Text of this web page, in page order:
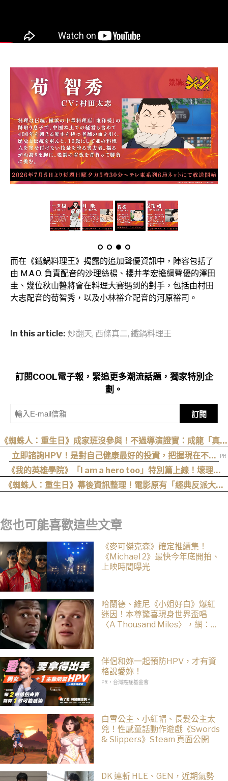
而在《鐵鍋料理王》揭露的追加聲優資訊中，陣容包括了
由 M.A.O. 負責配音的沙理絲楊、櫻井孝宏擔綱聲優的澤田
圭、幾位秋山醬將會在料理大賽遇到的對手，包括由村田
大志配音的荀智秀，以及小林裕介配音的河原裕司。
In this article: 炒翻天, 西條真二, 鐵鍋料理王
訂閱COOL電子報，緊追更多潮流話題，獨家特別企
劃。
訂閱
《蜘蛛人：重生日》成家班沒參與！不過導演證實：成龍「真的
有來片場」
立即諮詢HPV！是對自己健康最好的投資，把握現在不嫌
晚！
《我的英雄學院》「I am a hero too」特別篇上線！壞理版
〈Hero too〉正式公開！
《蜘蛛人：重生日》幕後資訊整理！電影原有「經典反派大混
您也可能喜歡這些文章
《麥可傑克森》確定推續集！
《Michael 2》最快今年底開拍、
上映時間曝光
哈蘭德、維尼《小姐好白》爆紅
迷因！本尊驚喜現身世界盃唱
〈A Thousand Miles〉，網：文
伴侶和妳一起預防HPV，才有資
格說愛妳！
PR・台灣癌症基金會
白雪公主、小紅帽、長髮公主太
兇！性感童話動作遊戲《Swords
& Slippers》Steam 頁面公開
DK 連斬 HLE、GEN，近期氣勢